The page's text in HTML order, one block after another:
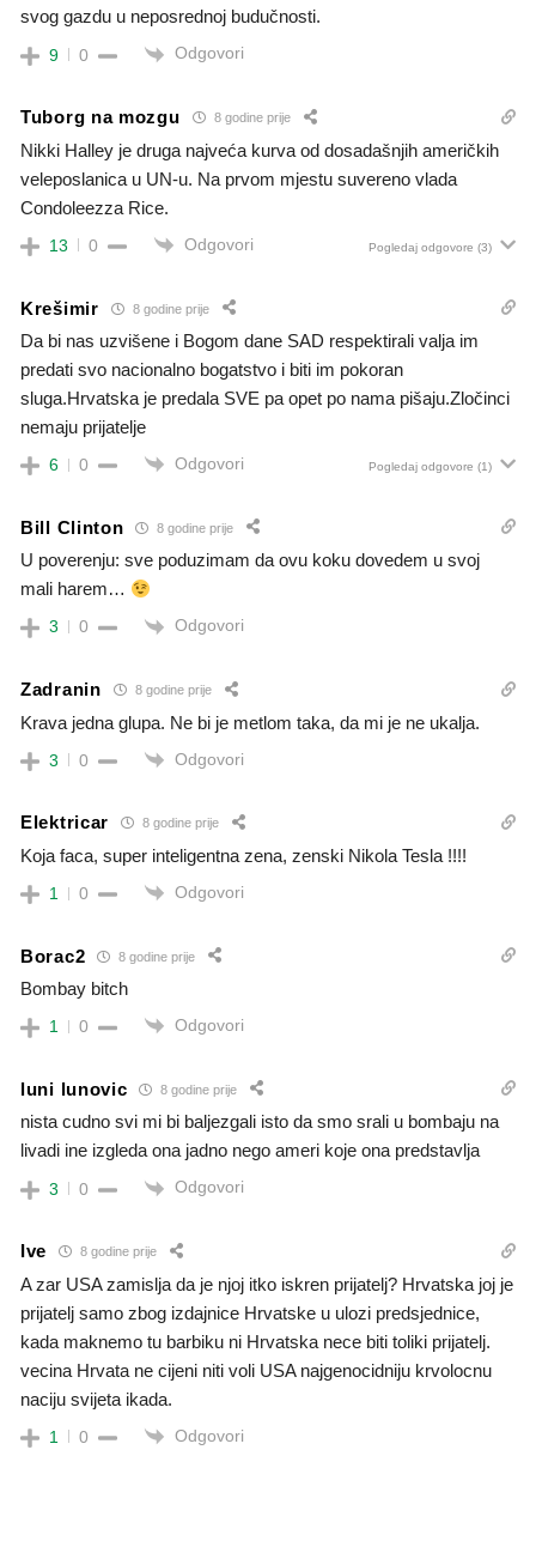
svog gazdu u neposrednoj budučnosti.
9 0 Odgovori
Tuborg na mozgu 8 godine prije
Nikki Halley je druga najveća kurva od dosadašnjih američkih
veleposlanica u UN-u. Na prvom mjestu suvereno vlada
Condoleezza Rice.
13 0 Odgovori Pogledaj odgovore (3)
Krešimir 8 godine prije
Da bi nas uzvišene i Bogom dane SAD respektirali valja im
predati svo nacionalno bogatstvo i biti im pokoran
sluga.Hrvatska je predala SVE pa opet po nama pišaju.Zločinci
nemaju prijatelje
6 0 Odgovori Pogledaj odgovore (1)
Bill Clinton 8 godine prije
U poverenju: sve poduzimam da ovu koku dovedem u svoj
mali harem…
3 0 Odgovori
Zadranin 8 godine prije
Krava jedna glupa. Ne bi je metlom taka, da mi je ne ukalja.
3 0 Odgovori
Elektricar 8 godine prije
Koja faca, super inteligentna zena, zenski Nikola Tesla !!!!
1 0 Odgovori
Borac2 8 godine prije
Bombay bitch
1 0 Odgovori
luni lunovic 8 godine prije
nista cudno svi mi bi baljezgali isto da smo srali u bombaju na
livadi ine izgleda ona jadno nego ameri koje ona predstavlja
3 0 Odgovori
Ive 8 godine prije
A zar USA zamislja da je njoj itko iskren prijatelj? Hrvatska joj je
prijatelj samo zbog izdajnice Hrvatske u ulozi predsjednice,
kada maknemo tu barbiku ni Hrvatska nece biti toliki prijatelj.
vecina Hrvata ne cijeni niti voli USA najgenocidniju krvolocnu
naciju svijeta ikada.
1 0 Odgovori